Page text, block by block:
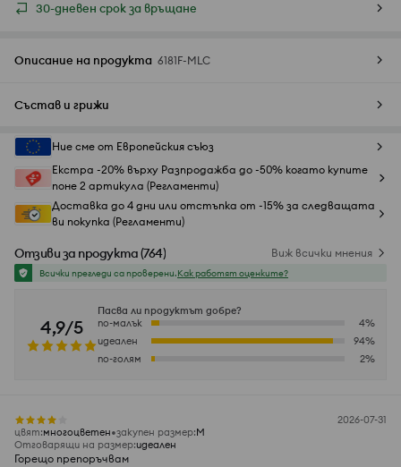
30-дневен срок за връщане
Описание на продукта 6181F-MLC
Състав и грижи
Ние сме от Европейския съюз
Екстра -20% върху Разпродажба до -50% когато купите
поне 2 артикула (Регламенти)
Доставка до 4 дни или отстъпка от -15% за следващата
ви покупка (Регламенти)
Отзиви за продукта(764) Виж всички мнения
Всички прегледи са проверени.Как работят оценките?
4,9/5
Пасва ли продуктът добре?
по-малък
4%
идеален
94%
по-голям
2%
2026-07-31
цвят:многоцветен закупен размер:M
Отговарящи на размер:идеален
Горещо препоръчвам